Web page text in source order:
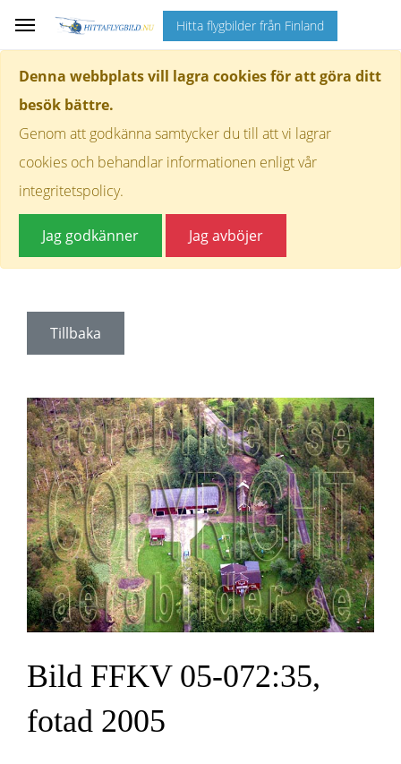
Denna webbplats vill lagra cookies för att göra ditt
besök bättre.
Genom att godkänna samtycker du till att vi lagrar
cookies och behandlar informationen enligt vår
integritetspolicy.
Jag godkänner Jag avböjer
Hitta flygbilder från Finland
Tillbaka
Bild FFKV 05-072:35,
fotad 2005